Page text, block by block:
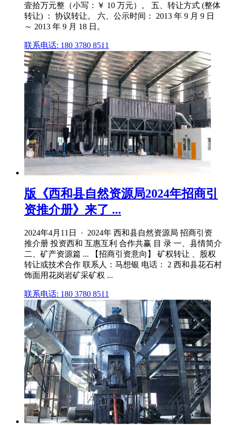
壹拾万元整（小写：￥ 10 万元）。 五、转让方式 (整体
转让) ： 协议转让。 六、公示时间： 2013 年 9 月 9 日
～ 2013 年 9 月 18 日。
联系电话: 180 3780 8511
版《西和县自然资源局2024年招商引
资推介册》来了 ...
2024年4月11日 · 2024年 西和县自然资源局 招商引资
推介册 投资西和 互惠互利 合作共赢 目 录 一、县情简介
二、矿产资源篇 ... 【招商引资意向】 矿权转让 、股权
转让或技术合作 联系人：马想银 电话： 2 西和县花石村
饰面用花岗岩矿采矿权 ...
联系电话: 180 3780 8511